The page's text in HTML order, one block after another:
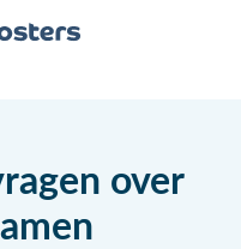
over